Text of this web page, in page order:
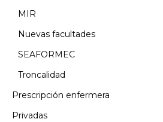
MIR
Nuevas facultades
SEAFORMEC
Troncalidad
Prescripción enfermera
Privadas